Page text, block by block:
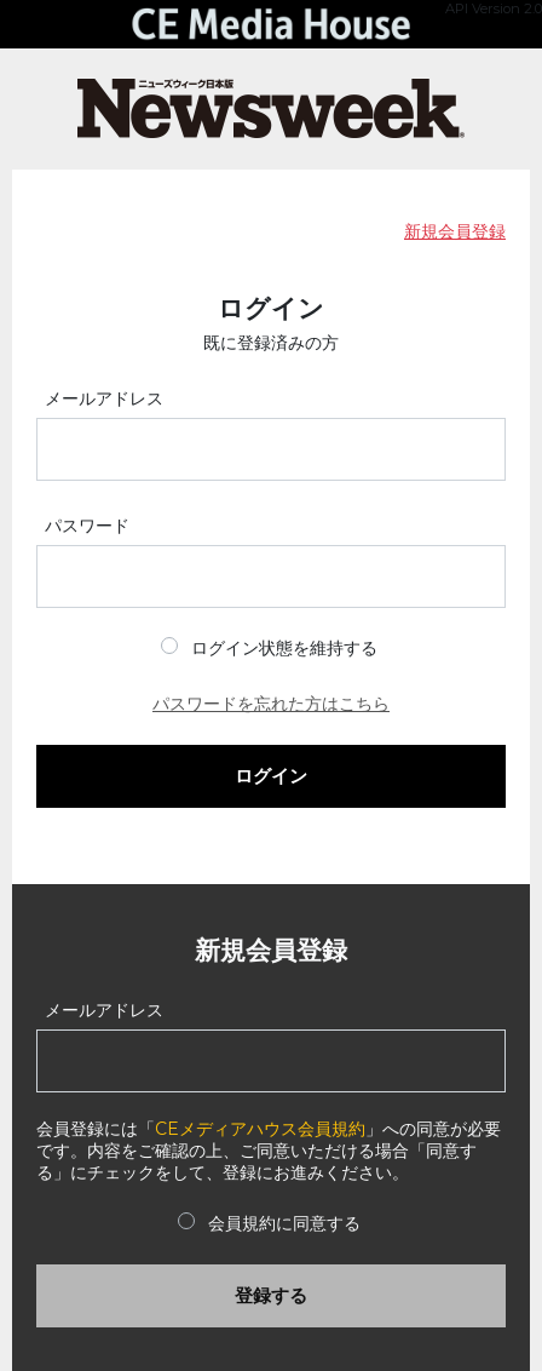
API Version 2.0
新規会員登録
ログイン
既に登録済みの方
メールアドレス
パスワード
ログイン状態を維持する
パスワードを忘れた方はこちら
ログイン
新規会員登録
メールアドレス
会員登録には「CEメディアハウス会員規約 」への同意が必要
です。内容をご確認の上、ご同意いただける場合「同意す
る」にチェックをして、登録にお進みください。
会員規約に同意する
登録する